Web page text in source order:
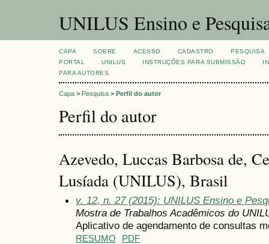
UNILUS Ensino e
CAPA SOBRE ACESSO CADASTRO
PESQUISA
PORTAL
UNILUS INSTRUÇÕES PARA SUBMISSÃO
PARA AUTORES
Capa > Pesquisa > Perfil do autor
Perfil do autor
Azevedo, Luccas Barbosa de,
Lusíada (UNILUS), Brasil
v. 12, n. 27 (2015): UNILUS Ensino e
Mostra de Trabalhos Acadêmicos do
Aplicativo de agendamento de consultas
RESUMO PDF